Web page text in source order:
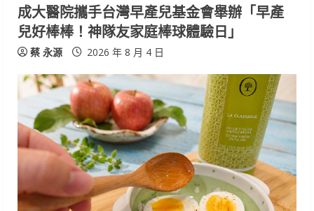
成大醫院攜手台灣早產兒基金會舉辦「早產
兒好棒棒！神隊友家庭棒球體驗日」
蔡 永源 2026 年 8 月 4 日